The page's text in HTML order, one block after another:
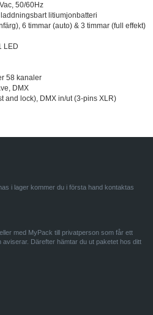
50/60Hz
litiumjonbatteri
6 timmar (auto) & 3 timmar (full effekt)
LED
58 kanaler
DMX
and lock), DMX in/ut (3-pins XLR)
i lager kommer du i första hand kontaktas
med MyPack till privatperson som får ett
Därefter hämtar du ut paketet hos ditt